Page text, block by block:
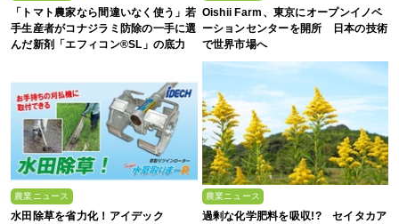
「トマト農家なら間違いなく使う」若
手生産者がコナジラミ防除の一手に選
んだ新剤「エフィコン®SL」の底力
Oishii Farm、東京にオープンイノベ
ーションセンターを開所 日本の技術
で世界市場へ
農業ニュース
水田除草を省力化！アイデック
農業ニュース
過剰な化学肥料を吸収!? セイタカア